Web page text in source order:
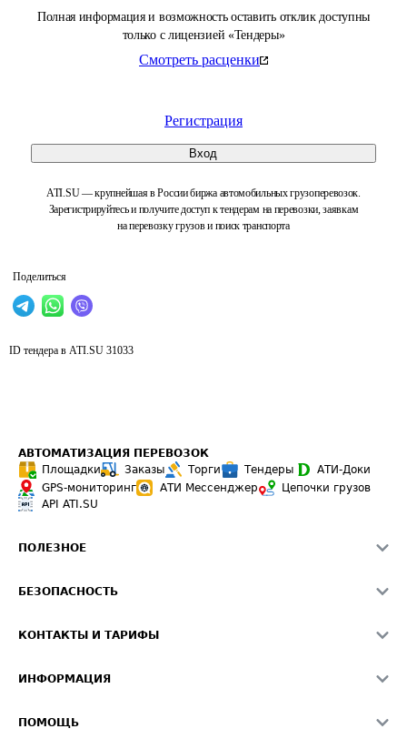
Полная информация и возможность оставить отклик доступны
только с лицензией «Тендеры»
Смотреть расценки
Регистрация
Вход
ATI.SU — крупнейшая в России биржа автомобильных грузоперевозок.
Зарегистрируйтесь и получите доступ к тендерам на перевозки, заявкам
на перевозку грузов и поиск транспорта
Поделиться
ID тендера в ATI.SU 31033
АВТОМАТИЗАЦИЯ ПЕРЕВОЗОК
Площадки
Заказы Торги Тендеры
АТИ-Доки
GPS-мониторинг
АТИ Мессенджер
Цепочки грузов
API ATI.SU
ПОЛЕЗНОЕ
Звезды ATI.SU на вашем сайте
Средние ставки
БЕЗОПАСНОСТЬ
Светофор+
О формировании Паспорта
КОНТАКТЫ И ТАРИФЫ
Реклама на сайте
ИНФОРМАЦИЯ
ПОМОЩЬ